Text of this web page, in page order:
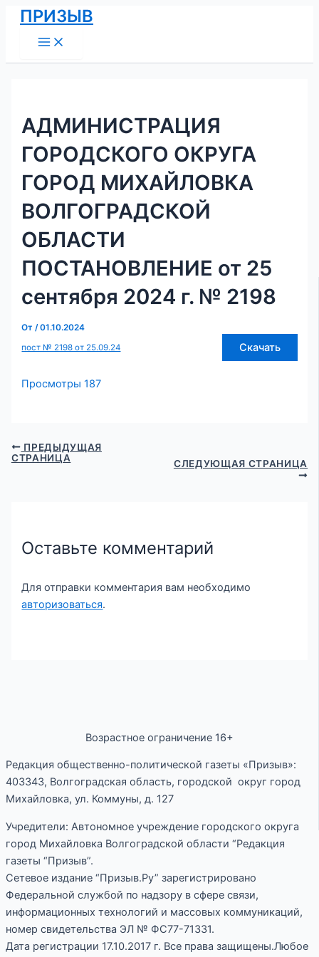
Перейти
содержимому
ПРИЗЫВ
Menu
АДМИНИСТРАЦИЯ
ГОРОДСКОГО ОКРУГА
ГОРОД МИХАЙЛОВКА
ВОЛГОГРАДСКОЙ
ОБЛАСТИ
ПОСТАНОВЛЕНИЕ от 25
сентября 2024 г. № 2198
От/01.10.2024
пост № 2198 от 25.09.24
Скачать
Просмотры 187
Навигация
по
записям
ПРЕДЫДУЩАЯ
СТРАНИЦА
СЛЕДУЮЩАЯ СТРАНИЦА
Оставьте комментарий
Для отправки комментария вам необходимо
авторизоваться.
Возрастное ограничение 16+
Редакция общественно-политической газеты «Призыв»:
403343, Волгоградская область, городской округ город
Михайловка, ул. Коммуны, д. 127
Учредители: Автономное учреждение городского округа
город Михайловка Волгоградской области “Редакция
газеты “Призыв”.
Сетевое издание “Призыв.Ру” зарегистрировано
Федеральной службой по надзору в сфере связи,
информационных технологий и массовых коммуникаций,
номер свидетельства ЭЛ № ФС77-71331.
Дата регистрации 17.10.2017 г. Все права защищены.Любое